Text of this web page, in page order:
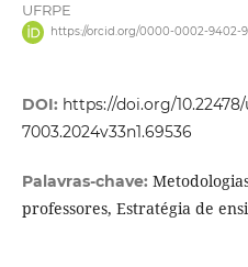
UFRPE
https://orcid.org/0000-0002-9402-
DOI: https://doi.org/
7003.2024v33n1.69536
Palavras-chave:
professores, Estratégia de